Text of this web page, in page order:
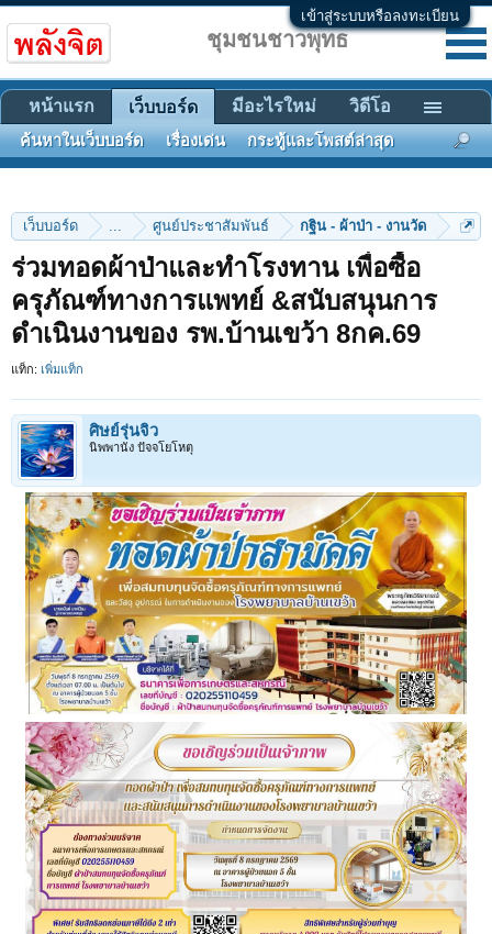
เข้าสู่ระบบหรือลงทะเบียน
เว็บบอร์ด ... ศูนย์ประชาสัมพันธ์ กฐิน - ผ้าป่า - งานวัด
ร่วมทอดผ้าป่าและทําโรงทาน เพื่อซื้อ
ครุภัณฑ์ทางการแพทย์ &สนับสนุนการ
ดำเนินงานของ รพ.บ้านเขว้า 8กค.69
แท็ก: เพิ่มแท็ก
ศิษย์รุ่นจิ๋ว
นิพพานัง ปัจจโยโหตุ
ชุมชนชาวพุทธ
หน้าแรก เว็บบอร์ด
ค้นหาในเว็บบอร์ด เรื่องเด่น กระทู้และโพสต์ล่าสุด
มีอะไรใหม่ วิดีโอ